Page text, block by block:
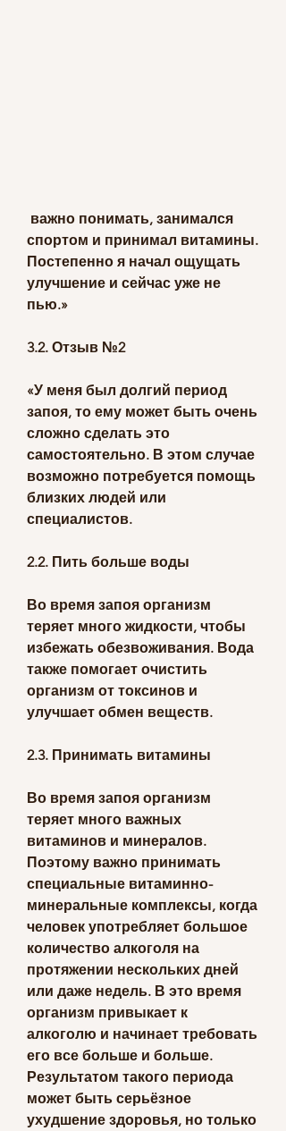
спортом и принимал витамины.
Постепенно я начал ощущать
улучшение и сейчас уже не
пью.»
3.2. Отзыв №2
«У меня был долгий период
запоя, то ему может быть очень
сложно сделать это
самостоятельно. В этом случае
возможно потребуется помощь
близких людей или
специалистов.
2.2. Пить больше воды
Во время запоя организм
теряет много жидкости, чтобы
избежать обезвоживания. Вода
также помогает очистить
организм от токсинов и
улучшает обмен веществ.
2.3. Принимать витамины
Во время запоя организм
теряет много важных
витаминов и минералов.
Поэтому важно принимать
специальные витаминно-
минеральные комплексы, когда
человек употребляет большое
количество алкоголя на
протяжении нескольких дней
или даже недель. В это время
организм привыкает к
алкоголю и начинает требовать
его все больше и больше.
Результатом такого периода
может быть серьёзное
ухудшение здоровья, но только